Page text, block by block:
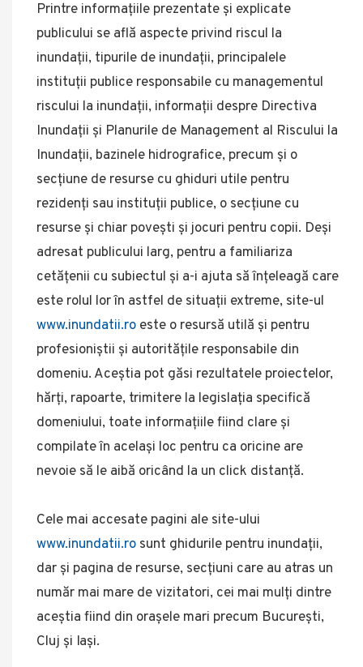
Printre informațiile prezentate și explicate
publicului se află aspecte privind riscul la
inundații, tipurile de inundații, principalele
instituții publice responsabile cu managementul
riscului la inundații, informații despre Directiva
Inundații și Planurile de Management al Riscului la
Inundații, bazinele hidrografice, precum și o
secțiune de resurse cu ghiduri utile pentru
rezidenți sau instituții publice, o secțiune cu
resurse și chiar povești și jocuri pentru copii. Deși
adresat publicului larg, pentru a familiariza
cetățenii cu subiectul și a-i ajuta să înțeleagă care
este rolul lor în astfel de situații extreme, site-ul
www.inundatii.ro este o resursă utilă și pentru
profesioniștii și autoritățile responsabile din
domeniu. Aceștia pot găsi rezultatele proiectelor,
hărți, rapoarte, trimitere la legislația specifică
domeniului, toate informațiile fiind clare și
compilate în același loc pentru ca oricine are
nevoie să le aibă oricând la un click distanță.
Cele mai accesate pagini ale site-ului
www.inundatii.ro sunt ghidurile pentru inundații,
dar și pagina de resurse, secțiuni care au atras un
număr mai mare de vizitatori, cei mai mulți dintre
aceștia fiind din orașele mari precum București,
Cluj și Iași.